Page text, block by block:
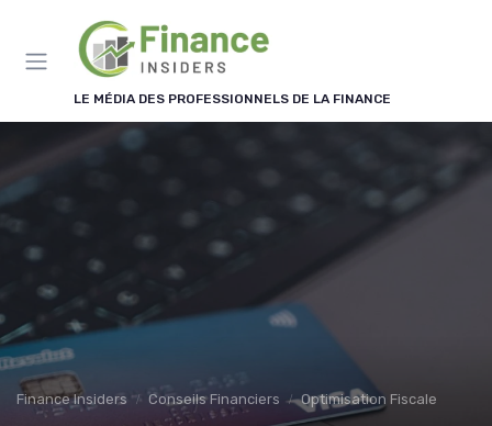
LE MÉDIA DES PROFESSIONNELS DE LA FINANCE
Finance Insiders Conseils Financiers Optimisation Fiscale